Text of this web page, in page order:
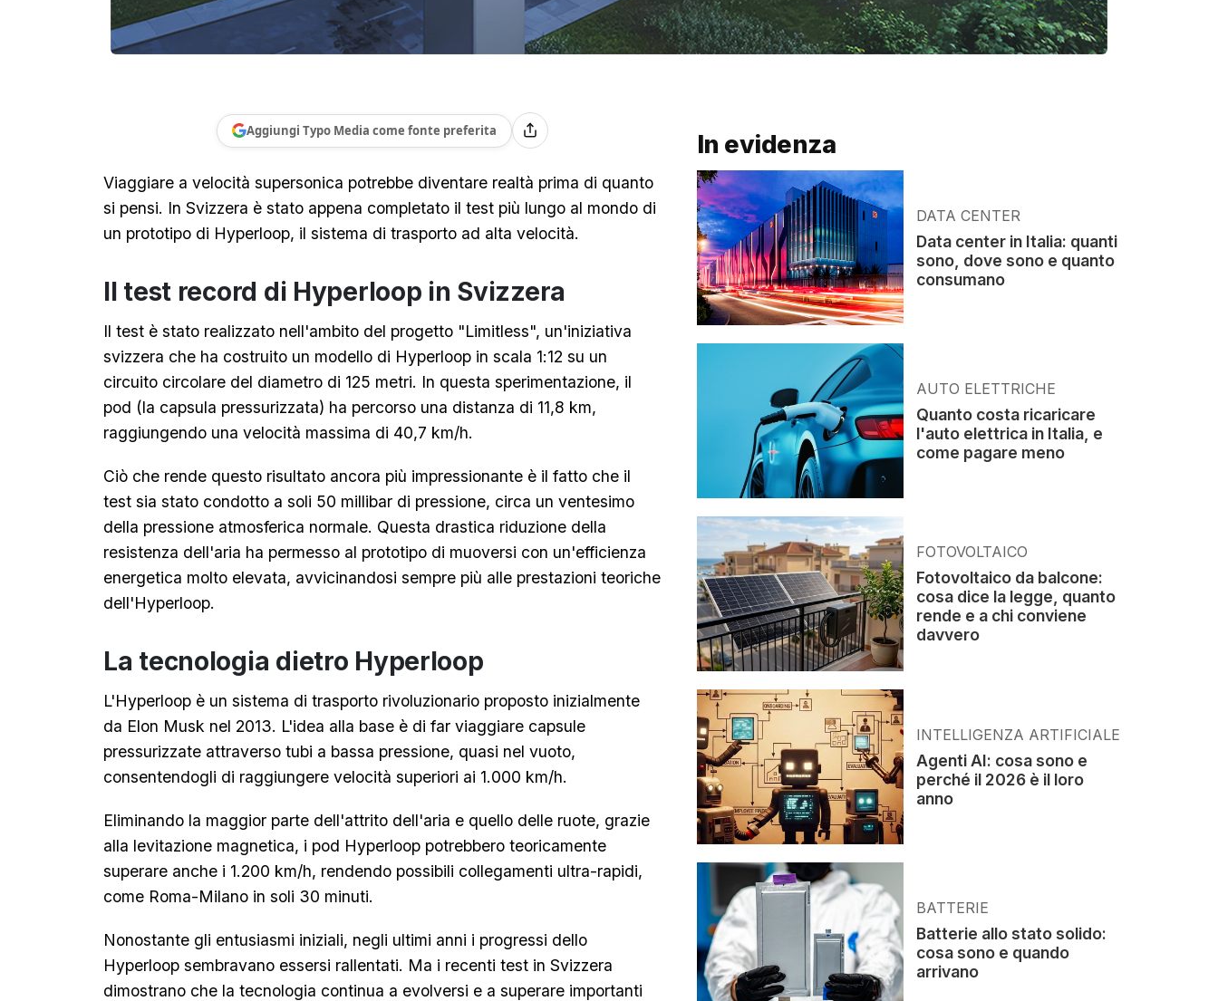
Aggiungi Typo Media come fonte preferita
Viaggiare a velocità supersonica potrebbe diventare realtà prima di quanto
si pensi. In Svizzera è stato appena completato il test più lungo al mondo di
un prototipo di Hyperloop, il sistema di trasporto ad alta velocità.
Il test record di Hyperloop in Svizzera
Il test è stato realizzato nell'ambito del progetto "Limitless", un'iniziativa
svizzera che ha costruito un modello di Hyperloop in scala 1:12 su un
circuito circolare del diametro di 125 metri. In questa sperimentazione, il
pod (la capsula pressurizzata) ha percorso una distanza di 11,8 km,
raggiungendo una velocità massima di 40,7 km/h.
Ciò che rende questo risultato ancora più impressionante è il fatto che il
test sia stato condotto a soli 50 millibar di pressione, circa un ventesimo
della pressione atmosferica normale. Questa drastica riduzione della
resistenza dell'aria ha permesso al prototipo di muoversi con un'efficienza
energetica molto elevata, avvicinandosi sempre più alle prestazioni teoriche
dell'Hyperloop.
La tecnologia dietro Hyperloop
L'Hyperloop è un sistema di trasporto rivoluzionario proposto inizialmente
da Elon Musk nel 2013. L'idea alla base è di far viaggiare capsule
pressurizzate attraverso tubi a bassa pressione, quasi nel vuoto,
consentendogli di raggiungere velocità superiori ai 1.000 km/h.
Eliminando la maggior parte dell'attrito dell'aria e quello delle ruote, grazie
alla levitazione magnetica, i pod Hyperloop potrebbero teoricamente
superare anche i 1.200 km/h, rendendo possibili collegamenti ultra-rapidi,
come Roma-Milano in soli 30 minuti.
Nonostante gli entusiasmi iniziali, negli ultimi anni i progressi dello
Hyperloop sembravano essersi rallentati. Ma i recenti test in Svizzera
dimostrano che la tecnologia continua a evolversi e a superare importanti
In evidenza
DATA CENTER
Data center in Italia: quanti
sono, dove sono e quanto
consumano
AUTO ELETTRICHE
Quanto costa ricaricare
l'auto elettrica in Italia, e
come pagare meno
FOTOVOLTAICO
Fotovoltaico da balcone:
cosa dice la legge, quanto
rende e a chi conviene
davvero
INTELLIGENZA ARTIFICIALE
Agenti AI: cosa sono e
perché il 2026 è il loro
anno
BATTERIE
Batterie allo stato solido:
cosa sono e quando
arrivano